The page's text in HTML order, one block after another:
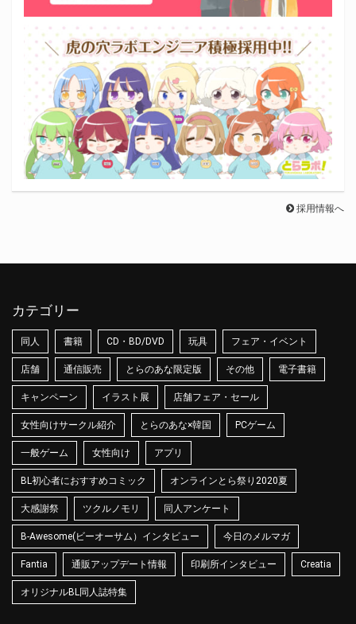
採用情報へ
カテゴリー
同人 書籍 CD・BD/DVD 玩具 フェア・イベント
店舗 通信販売 とらのあな限定版 その他 電子書籍
キャンペーン イラスト展 店舗フェア・セール
女性向けサークル紹介 とらのあな×韓国 PCゲーム
一般ゲーム 女性向け アプリ
BL初心者におすすめコミック オンラインとら祭り2020夏
大感謝祭 ツクルノモリ 同人アンケート
B-Awesome(ビーオーサム）インタビュー 今日のメルマガ
Fantia 通販アップデート情報 印刷所インタビュー Creatia
オリジナルBL同人誌特集